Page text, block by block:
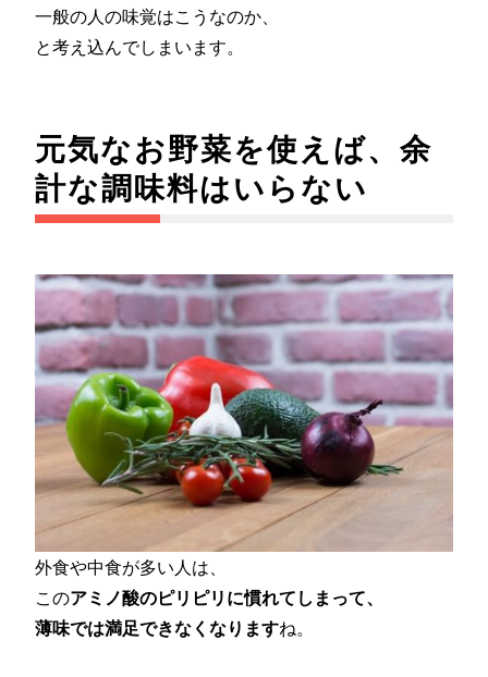
一般の人の味覚はこうなのか、
と考え込んでしまいます。
元気なお野菜を使えば、余
計な調味料はいらない
外食や中食が多い人は、
このアミノ酸のピリピリに慣れてしまって、
薄味では満足できなくなりますね。